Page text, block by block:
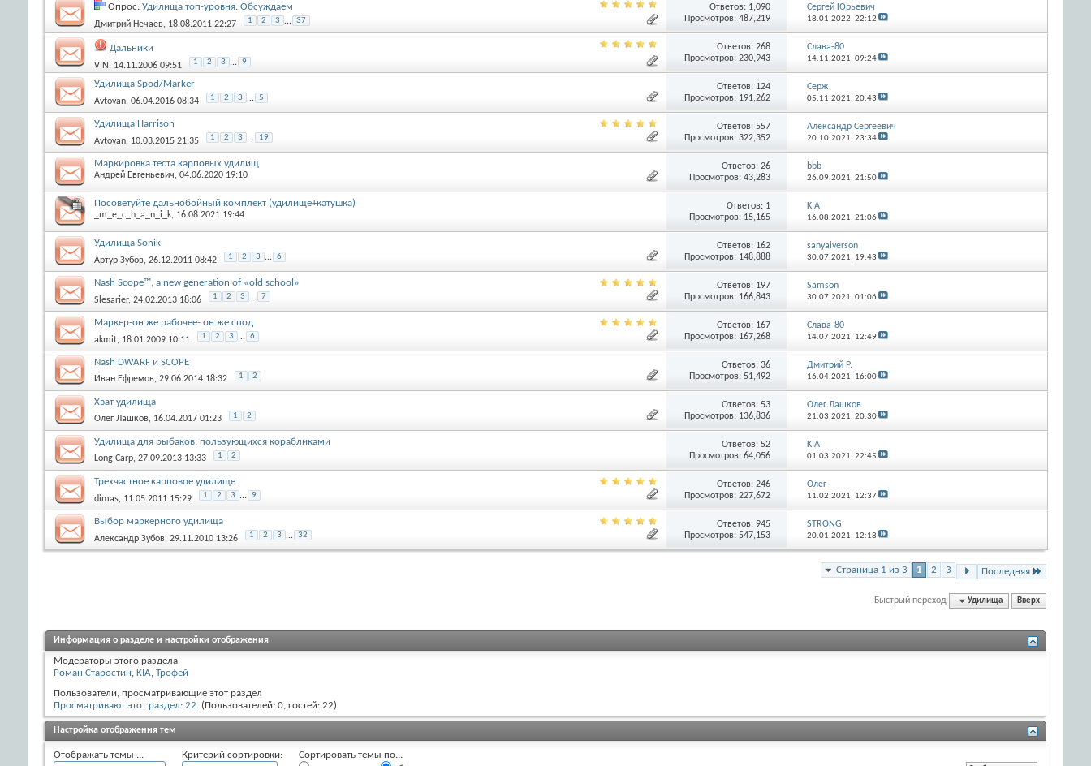
Опрос: Удилища топ-уровня. Обсуждаем
Дмитрий Нечаев, 18.08.2011 22:27 1 2 3 ... 37
Ответов: 1,090
Просмотров: 487,219
Сергей Юрьевич
18.01.2022, 22:12
Дальники
VIN , 14.11.2006 09:51 1 2 3 ... 9
Ответов:268
Просмотров: 230,943
Слава-80
14.11.2021, 09:24
Удилища Spod/Marker
Avtovan, 06.04.2016 08:34 1 2 3 ... 5
Ответов: 124
Просмотров: 191,262
Серж
05.11.2021, 20:43
Удилища Harrison
Avtovan, 10.03.2015 21:35 1 2 3 ... 19
Ответов:557
Просмотров: 322,352
Александр Сергеевич
20.10.2021, 23:34
Маркировка теста карповых удилищ
Андрей Евгеньевич, 04.06.2020 19:10
Ответов:26
Просмотров: 43,283
bbb
26.09.2021, 21:50
Посоветуйте дальнобойный комплект (удилище+катушка)
_m_e_c_h_a_n_i_k, 16.08.2021 19:44
Ответов: 1
Просмотров: 15,165
KIA
16.08.2021, 21:06
Удилища Sonik
Артур Зубов, 26.12.2011 08:42 1 2 3 ... 6
Ответов: 162
Просмотров: 148,888
sanyaiverson
30.07.2021, 19:43
Nash Scope™, a new generation of «old school»
Slesarier, 24.02.2013 18:06 1 2 3 ... 7
Ответов: 197
Просмотров: 166,843
Samson
30.07.2021, 01:06
Маркер-он же рабочее- он же спод
akmit, 18.01.2009 10:11 1 2 3 ... 6
Ответов: 167
Просмотров: 167,268
Слава-80
14.07.2021, 12:49
Nash DWARF и SCOPE
Иван Ефремов, 29.06.2014 18:32 1 2
Ответов:36
Просмотров: 51,492
Дмитрий Р.
16.04.2021, 16:00
Хват удилища
Олег Лашков, 16.04.2017 01:23 1 2
Ответов:53
Просмотров: 136,836
Олег Лашков
21.03.2021, 20:30
Удилища для рыбаков, пользующихся корабликами
Long Carp, 27.09.2013 13:33 1 2
Ответов:52
Просмотров: 64,056
KIA
01.03.2021, 22:45
Трехчастное карповое удилище
dimas, 11.05.2011 15:29 1 2 3 ... 9
Ответов:246
Просмотров: 227,672
Олег
11.02.2021, 12:37
Выбор маркерного удилища
Александр Зубов, 29.11.2010 13:26 1 2 3 ... 32
Ответов:945
Просмотров: 547,153
STRONG
20.01.2021, 12:18
Страница 1 из 3 1 2 3 Последняя
Быстрый переход Удилища Вверх
Информация о разделе и настройки отображения
Модераторы этого раздела
Роман Старостин, KIA, Трофей
Пользователи, просматривающие этот раздел
Просматривают этот раздел: 22. (Пользователей: 0, гостей: 22)
Настройка отображения тем
Отображать темы ... Критерий сортировки:
Сортировать темы по...